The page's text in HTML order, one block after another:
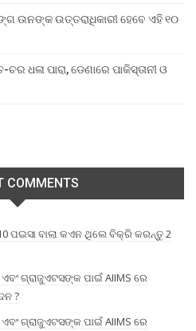
ଉନଙ୍କ ଉତ୍ତରାଧିକାରୀ ହେବେ ଏହି ୧୦
ଧଳା ପାରା, ଡେଣାରେ ପାକିସ୍ତାନୀ ଓ
COMMENTS
ପଇସା ବାଲା କଏନ ଥିଲେ ବିକ୍ରି କରନ୍ତୁ 2
ଏବଂ ଗ୍ରାଜୁଏଟସଙ୍କ ପାଇଁ AIIMS ରେ
?
ଏବଂ ଗ୍ରାଜୁଏଟସଙ୍କ ପାଇଁ AIIMS ରେ